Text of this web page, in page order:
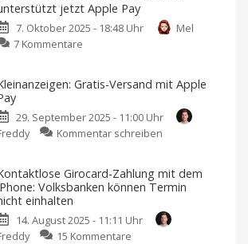
abbucht
Nur
Targobank
Business
Apple
Welche
gibt
jetzt Apple Pay
7. Oktober 2025 - 18:48 Uhr
Mel
7 Kommentare
Mobilfunkanbieter
jetzt
Apple
bequem
über
das
zahlen
Gratis-Versand mit Apple
29. September 2025 - 11:00 Uhr
Kommentar schreiben
Versand
mit
Apple
Pay
Girocard-Zahlung mit dem
Volksbanken können Termin
einhalten
14. August 2025 - 11:11 Uhr
15 Kommentare